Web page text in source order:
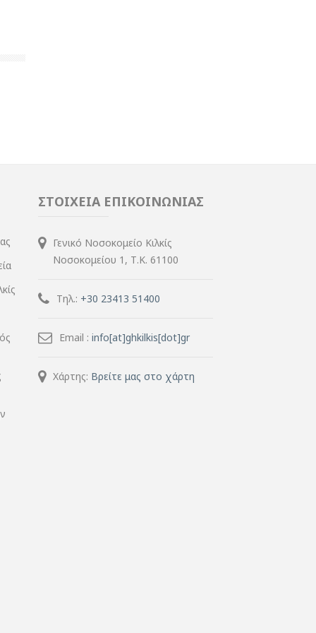
ΣΤΟΙΧΕΙΑ ΕΠΙΚΟΙΝΩΝΙΑΣ
Γενικό Νοσοκομείο Κιλκίς
Νοσοκομείου 1, Τ.Κ. 61100
Τηλ.: +30 23413 51400
Email : info[at]ghkilkis[dot]gr
Χάρτης: Βρείτε μας στο χάρτη